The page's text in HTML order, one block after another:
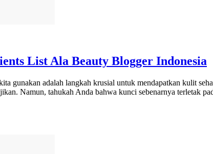
List Ala Beauty Blogger Indonesia
gunakan adalah langkah krusial untuk mendapatkan kulit
Namun, tahukah Anda bahwa kunci sebenarnya terletak